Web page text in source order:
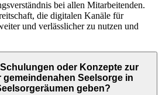
bei allen Mitarbeitenden.
die digitalen Kanäle für
und verlässlicher zu nutzen und
oder Konzepte zur
gemeindenahen Seelsorge in
geben?